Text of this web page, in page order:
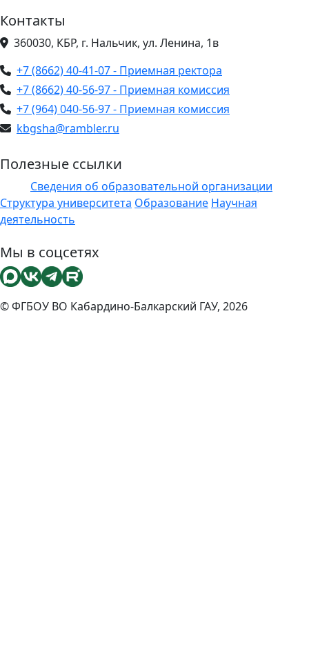
Контакты
360030, КБР, г. Нальчик, ул. Ленина, 1в
+7 (8662) 40-41-07 - Приемная ректора
+7 (8662) 40-56-97 - Приемная комиссия
+7 (964) 040-56-97 - Приемная комиссия
kbgsha@rambler.ru
Полезные ссылки
Сведения об образовательной организации
Структура университета Образование Научная
деятельность
Мы в соцсетях
© ФГБОУ ВО Кабардино-Балкарский ГАУ, 2026